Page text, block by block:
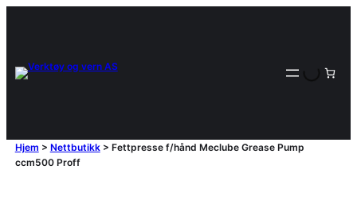
Hjem > Nettbutikk> Fettpresse f/hånd Meclube Grease Pump
ccm500 Proff